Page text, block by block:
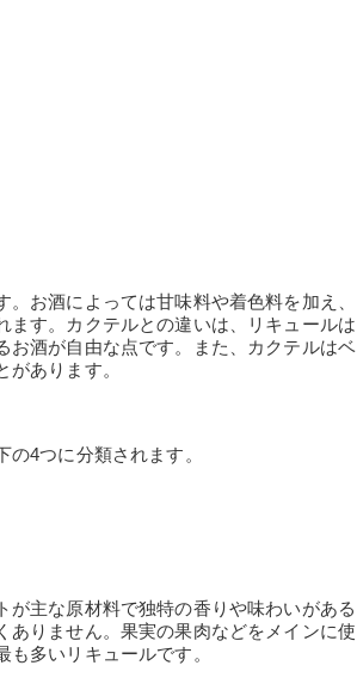
お酒によっては甘味料や着色料を加え、
す。カクテルとの違いは、リキュールは
お酒が自由な点です。また、カクテルはベ
あります。
4つに分類されます。
主な原材料で独特の香りや味わいがある
ありません。果実の果肉などをメインに使
多いリキュールです。